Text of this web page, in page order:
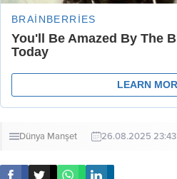
Dünya Manşet 26.08.2025 23:43